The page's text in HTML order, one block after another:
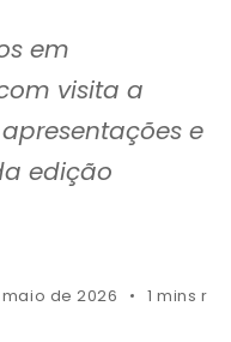
em
visita a
e
edição
de 2026 1 mins